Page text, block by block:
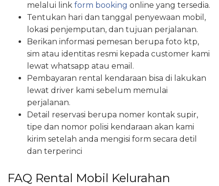
melalui link form booking online yang tersedia.
Tentukan hari dan tanggal penyewaan mobil,
lokasi penjemputan, dan tujuan perjalanan.
Berikan informasi pemesan berupa foto ktp,
sim atau identitas resmi kepada customer kami
lewat whatsapp atau email.
Pembayaran rental kendaraan bisa di lakukan
lewat driver kami sebelum memulai
perjalanan.
Detail reservasi berupa nomer kontak supir,
tipe dan nomor polisi kendaraan akan kami
kirim setelah anda mengisi form secara detil
dan terperinci
FAQ Rental Mobil Kelurahan